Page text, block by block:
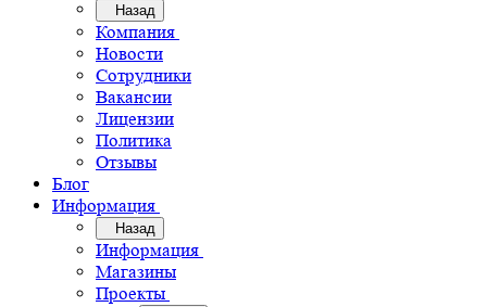
Назад
Компания
Новости
Сотрудники
Вакансии
Лицензии
Политика
Отзывы
Блог
Информация
Назад
Информация
Магазины
Проекты